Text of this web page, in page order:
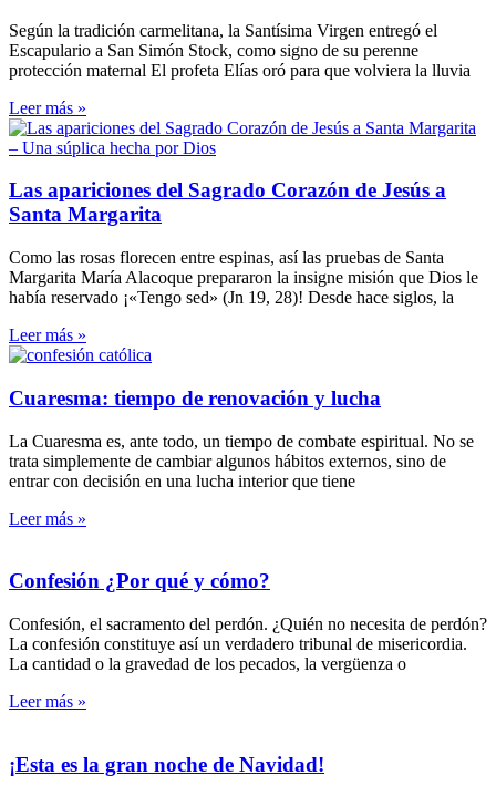
Según la tradición carmelitana, la Santísima Virgen entregó el
Escapulario a San Simón Stock, como signo de su perenne
protección maternal El profeta Elías oró para que volviera la lluvia
Leer más »
Las apariciones del Sagrado Corazón de Jesús a
Santa Margarita
Como las rosas florecen entre espinas, así las pruebas de Santa
Margarita María Alacoque prepararon la insigne misión que Dios le
había reservado ¡«Tengo sed» (Jn 19, 28)! Desde hace siglos, la
Leer más »
Cuaresma: tiempo de renovación y lucha
La Cuaresma es, ante todo, un tiempo de combate espiritual. No se
trata simplemente de cambiar algunos hábitos externos, sino de
entrar con decisión en una lucha interior que tiene
Leer más »
Confesión ¿Por qué y cómo?
Confesión, el sacramento del perdón. ¿Quién no necesita de perdón?
La confesión constituye así un verdadero tribunal de misericordia.
La cantidad o la gravedad de los pecados, la vergüenza o
Leer más »
¡Esta es la gran noche de Navidad!